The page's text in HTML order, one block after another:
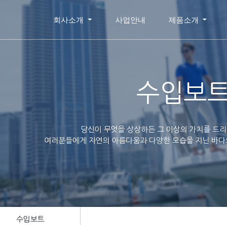
회사소개 사업안내 제품소개
수입보
당신이 무엇을 상상하든 그 이상의 가치를 드
여러분들에게 자연의 아름다움과 다양한 모습을 지닌 바
수입보트